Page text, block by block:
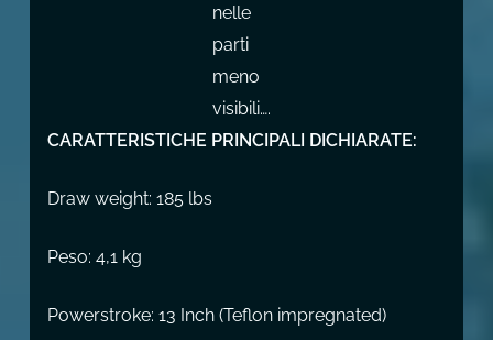
nelle
parti
meno
visibili….
CARATTERISTICHE PRINCIPALI DICHIARATE:
Draw weight: 185 lbs
Peso: 4,1 kg
Powerstroke: 13 Inch (Teflon impregnated)